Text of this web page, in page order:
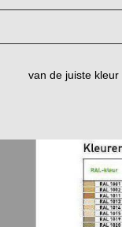
van de juiste